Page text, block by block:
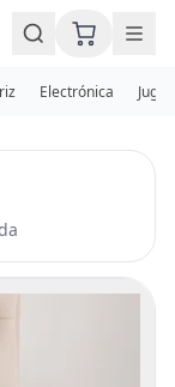
Electrónica